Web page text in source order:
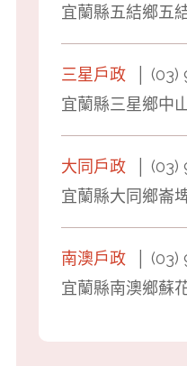
宜蘭縣五結鄉五
三星戶政 │ (03)
宜蘭縣三星鄉中
大同戶政 │ (03)
宜蘭縣大同鄉崙
南澳戶政 │ (03)
宜蘭縣南澳鄉蘇